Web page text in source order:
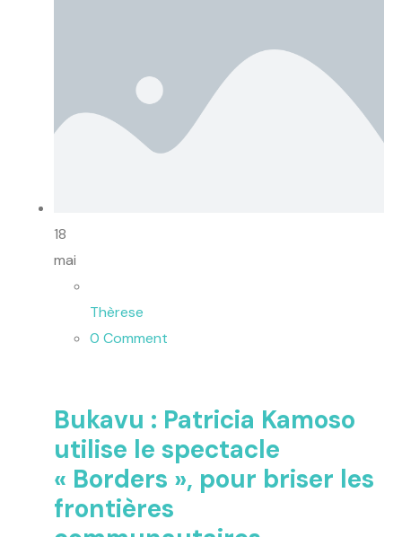
18
mai
Thèrese
0 Comment
Bukavu : Patricia Kamoso
utilise le spectacle
« Borders », pour briser les
frontières